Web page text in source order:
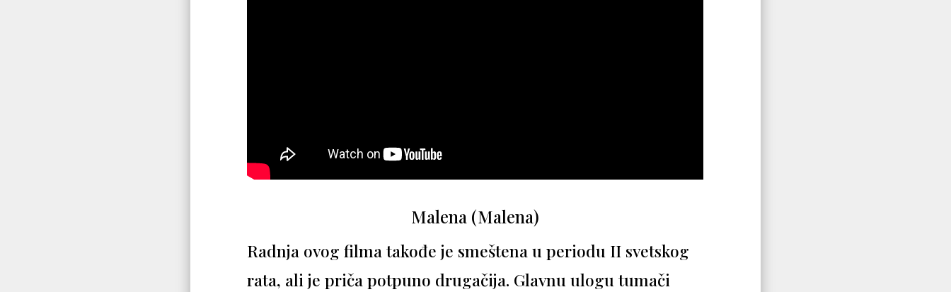
Malena (Malena)
Radnja ovog filma takođe je smeštena u periodu II svetskog
rata, ali je priča potpuno drugačija. Glavnu ulogu tumači